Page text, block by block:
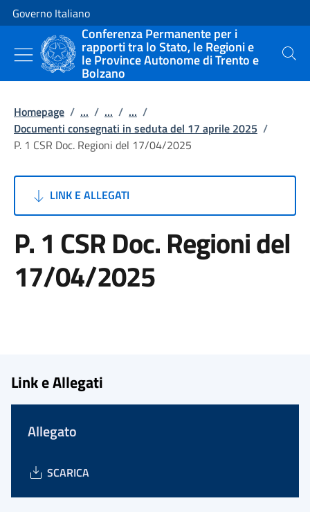
Vai al contenuto
Vai alla navigazione del sito
Governo Italiano
Conferenza Permanente per i
rapporti tra lo Stato, le Regioni e
le Province Autonome di Trento e
Bolzano
Cerca
Homepage / ... / ... / ... /
Documenti consegnati in seduta del 17 aprile 2025 /
P. 1 CSR Doc. Regioni del 17/04/2025
LINK E ALLEGATI
P. 1 CSR Doc. Regioni del
17/04/2025
Link e Allegati
Allegato
SCARICA